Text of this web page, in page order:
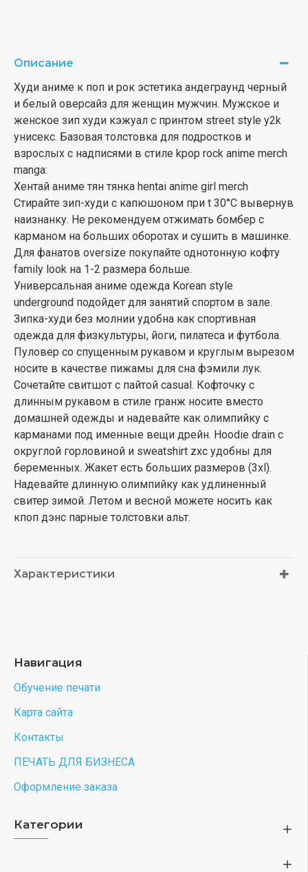
Описание
Худи аниме к поп и рок эстетика андеграунд черный
и белый оверсайз для женщин мужчин. Мужское и
женское зип худи кэжуал с принтом street style y2k
унисекс. Базовая толстовка для подростков и
взрослых с надписями в стиле kpop rock anime merch
manga:
Хентай аниме тян тянка hentai anime girl merch
Стирайте зип-худи с капюшоном при t 30°С вывернув
наизнанку. Не рекомендуем отжимать бомбер с
карманом на больших оборотах и сушить в машинке.
Для фанатов oversize покупайте однотонную кофту
family look на 1-2 размера больше.
Универсальная аниме одежда Korean style
underground подойдет для занятий спортом в зале.
Зипка-худи без молнии удобна как спортивная
одежда для физкультуры, йоги, пилатеса и футбола.
Пуловер со спущенным рукавом и круглым вырезом
носите в качестве пижамы для сна фэмили лук.
Сочетайте свитшот с пайтой casual. Кофточку с
длинным рукавом в стиле гранж носите вместо
домашней одежды и надевайте как олимпийку с
карманами под именные вещи дрейн. Hoodie drain с
округлой горловиной и sweatshirt zxc удобны для
беременных. Жакет есть больших размеров (3xl).
Надевайте длинную олимпийку как удлиненный
свитер зимой. Летом и весной можете носить как
кпоп дэнс парные толстовки альт.
Характеристики
Навигация
Обучение печати
Карта сайта
Контакты
ПЕЧАТЬ ДЛЯ БИЗНЕСА
Оформление заказа
Категории